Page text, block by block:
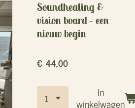
Soundhealing &
vision board - een
nieuw begin
€ 44,00
In
winkelwagen